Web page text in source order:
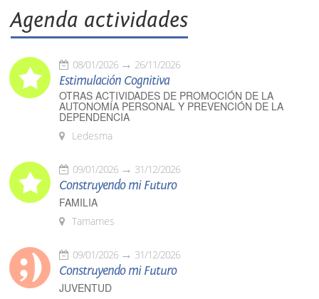
Agenda actividades
08/01/2026 26/11/2026
Estimulación Cognitiva
OTRAS ACTIVIDADES DE PROMOCIÓN DE LA
AUTONOMÍA PERSONAL Y PREVENCIÓN DE LA
DEPENDENCIA
Ledesma
09/01/2026 31/12/2026
Construyendo mi Futuro
FAMILIA
Tamames
09/01/2026 31/12/2026
Construyendo mi Futuro
JUVENTUD